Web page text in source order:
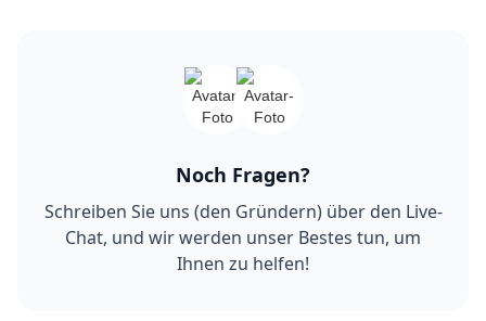
Noch Fragen?
Schreiben Sie uns (den Gründern) über den Live-
Chat, und wir werden unser Bestes tun, um
Ihnen zu helfen!